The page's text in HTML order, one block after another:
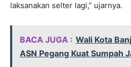
laksanakan selter lagi,” ujarnya.
BACA JUGA : Wali Kota
ASN Pegang Kuat Sumpah